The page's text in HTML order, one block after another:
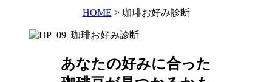
HOME > 珈琲お好み診断
あなたの好みに合った